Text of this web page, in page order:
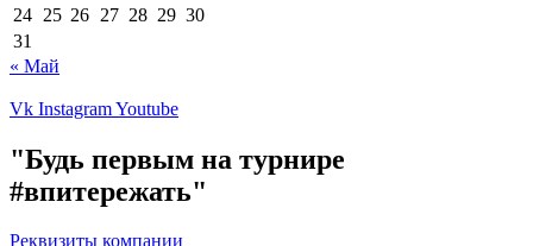
24 25 26 27 28 29 30
31
« Май
Vk InstagramYoutube
"Будь первым на турнире
#впитережать"
Реквизиты компании